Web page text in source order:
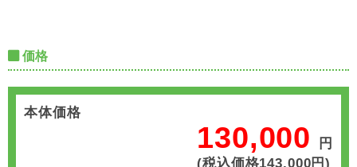
価格
本体価格
130,000
円
(税込価格143,000円)